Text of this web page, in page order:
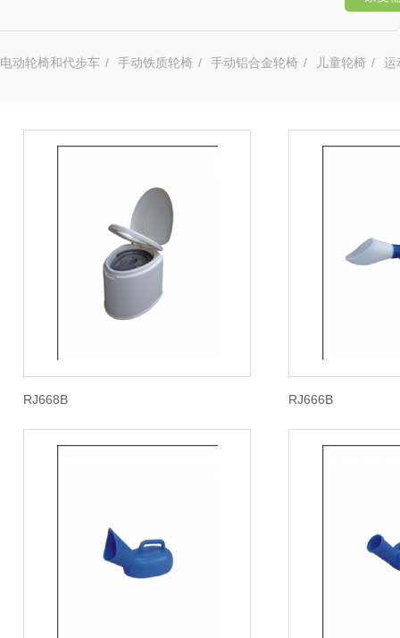
电动轮椅和代步车 / 手动铁质轮椅 / 手动铝合金轮椅 / 儿童轮椅 / 运
RJ668B RJ666B